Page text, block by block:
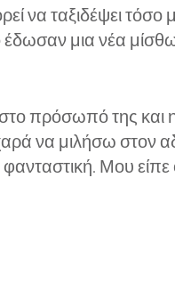
ταξιδέψει τόσο
έδωσαν μια νέα
πρόσωπό της και
να μιλήσω στον
Μου είπε